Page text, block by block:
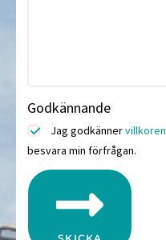
Godkännande
Jag godkännervillkoren
besvara min förfrågan.